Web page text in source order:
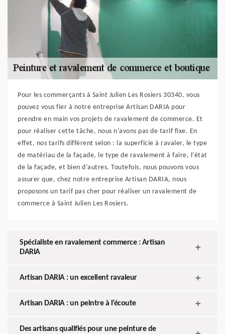
Pour les commerçants à Saint Julien Les Rosiers 30340, vous
pouvez vous fier à notre entreprise Artisan DARIA pour
prendre en main vos projets de ravalement de commerce. Et
pour réaliser cette tâche, nous n’avons pas de tarif fixe. En
effet, nos tarifs diffèrent selon : la superficie à ravaler, le type
de matériau de la façade, le type de ravalement à faire, l’état
de la façade, et bien d’autres. Toutefois, nous pouvons vous
assurer que, chez notre entreprise Artisan DARIA, nous
proposons un tarif pas cher pour réaliser un ravalement de
commerce à Saint Julien Les Rosiers.
Spécialiste en ravalement commerce : Artisan
DARIA
Artisan DARIA : un excellent ravaleur
Artisan DARIA : un peintre à l’écoute
Des artisans qualifiés pour une peinture de